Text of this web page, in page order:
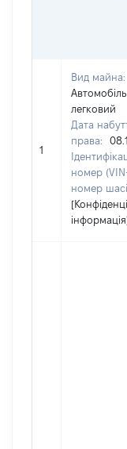
1
Вид майна:
Автомобіль
легковий
Дата
права:
номер
номер